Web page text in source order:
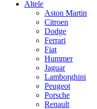
Altele
Aston Martin
Citroen
Dodge
Ferrari
Fiat
Hummer
Jaguar
Lamborghini
Peugeot
Porsche
Renault